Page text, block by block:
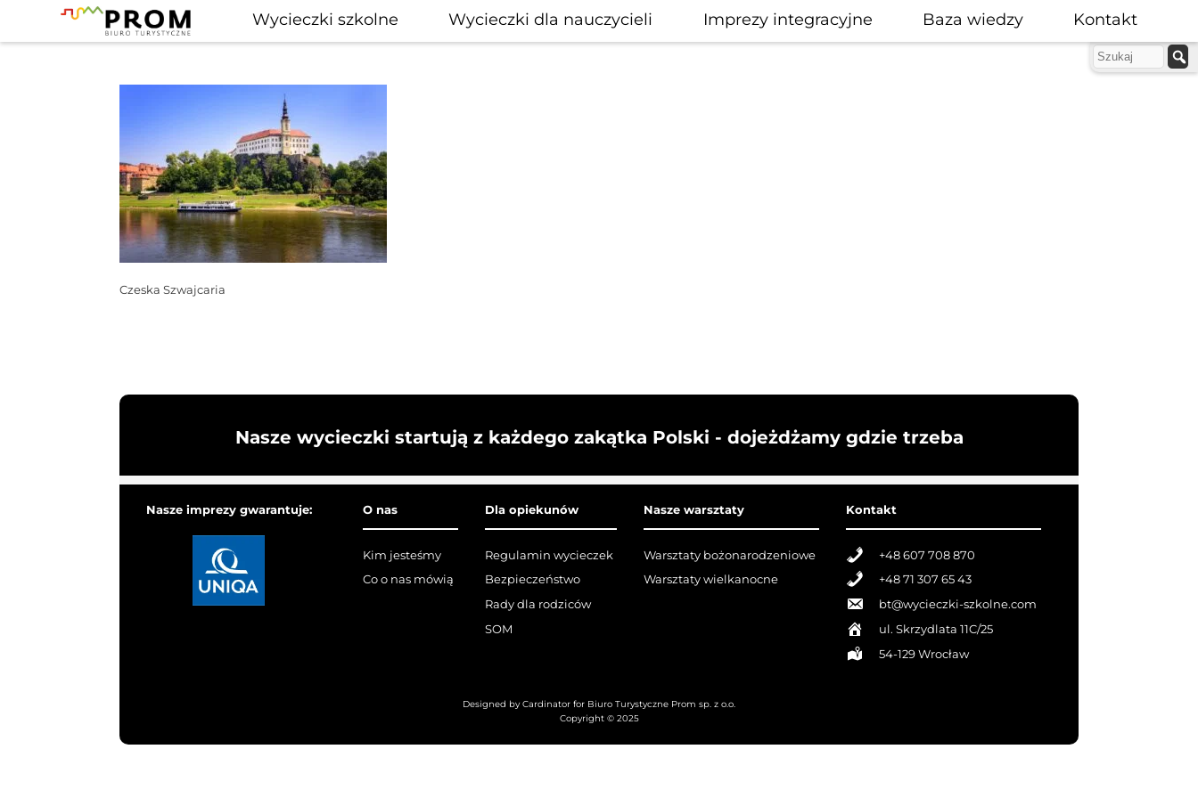
Wycieczki szkolne Wycieczki dla nauczycieli Imprezy integracyjne Baza wiedzy Kontakt
Czeska Szwajcaria
Nasze wycieczki startują z każdego zakątka Polski - dojeżdżamy gdzie trzeba
Nasze imprezy gwarantuje: O nas
Kim jesteśmy
Co o nas mówią
Dla opiekunów
Regulamin wycieczek
Bezpieczeństwo
Rady dla rodziców
SOM
Nasze warsztaty
Warsztaty bożonarodzeniowe
Warsztaty wielkanocne
Kontakt
+48 607 708 870
+48 71 307 65 43
bt@wycieczki-szkolne.com
ul. Skrzydlata 11C/25
54-129 Wrocław
Designed by Cardinator for Biuro Turystyczne Prom sp. z o.o.
Copyright © 2025